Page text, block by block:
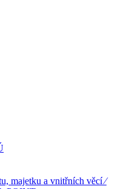
majetku a vnitřních věcí ⁄